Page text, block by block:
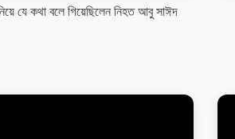
যে কথা বলে গিয়েছিলেন নিহত আবু সাঈদ